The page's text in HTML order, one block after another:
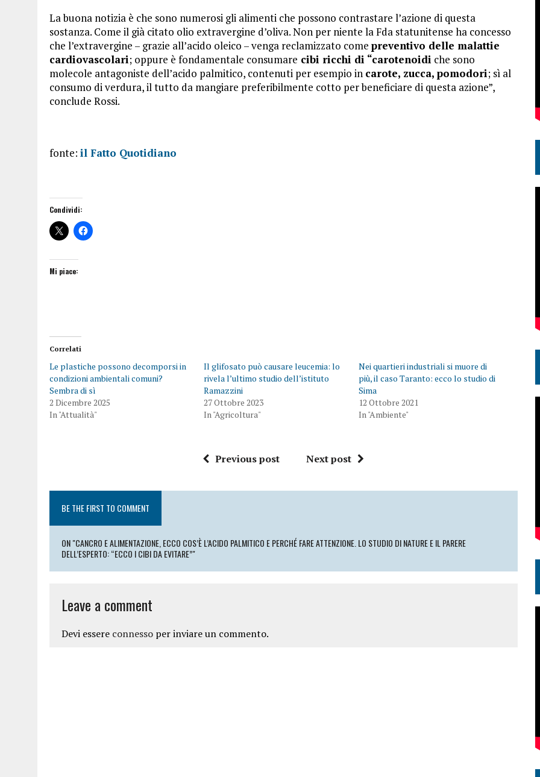
La buona notizia è che sono numerosi gli alimenti che possono contrastare l’azione di questa
sostanza. Come il già citato olio extravergine d’oliva. Non per niente la Fda statunitense ha concesso
che l’extravergine – grazie all’acido oleico – venga reclamizzato come preventivo delle malattie
cardiovascolari; oppure è fondamentale consumare cibi ricchi di “carotenoidi che sono
molecole antagoniste dell’acido palmitico, contenuti per esempio in carote, zucca, pomodori; sì al
consumo di verdura, il tutto da mangiare preferibilmente cotto per beneficiare di questa azione”,
conclude Rossi.
fonte: il Fatto Quotidiano
Condividi:
Mi piace:
Correlati
Le plastiche possono decomporsi in
condizioni ambientali comuni?
Sembra di sì
2 Dicembre 2025
In "Attualità"
Il glifosato può causare leucemia: lo
rivela l’ultimo studio dell’istituto
Ramazzini
27 Ottobre 2023
In "Agricoltura"
Nei quartieri industriali si muore di
più, il caso Taranto: ecco lo studio di
Sima
12 Ottobre 2021
In "Ambiente"
Previous post Next post
BE THE FIRST TO COMMENT
ON "CANCRO E ALIMENTAZIONE, ECCO COS’È L’ACIDO PALMITICO E PERCHÉ FARE ATTENZIONE. LO STUDIO DI NATURE E IL PARERE
DELL’ESPERTO: “ECCO I CIBI DA EVITARE”"
Leave a comment
Devi essere connesso per inviare un commento.